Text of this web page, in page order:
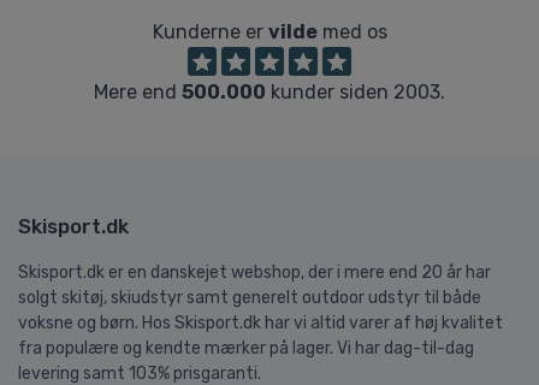
Kunderne er vildemed os
Mere end 500.000 kunder siden 2003.
Skisport.dk
Skisport.dk er en danskejet webshop, der i mere end 20 år har
solgt skitøj, skiudstyr samt generelt outdoor udstyr til både
voksne og børn. Hos Skisport.dk har vi altid varer af høj kvalitet
fra populære og kendte mærker på lager. Vi har dag-til-dag
levering samt 103% prisgaranti.